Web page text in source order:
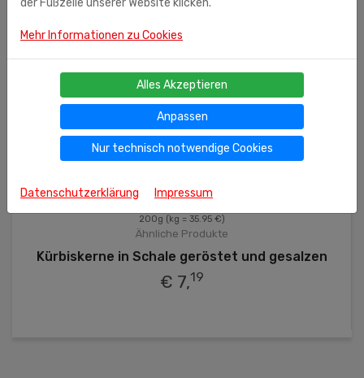
200g (kg = 35.95 €)
Ähnliche Produkte
Kürbiskerne in Schale geröstet und gesalzen
€ 7,19
Mehr Informationen zu Cookies
Alles Akzeptieren
Anpassen
Nur technisch notwendige Cookies
Datenschutzerklärung Impressum